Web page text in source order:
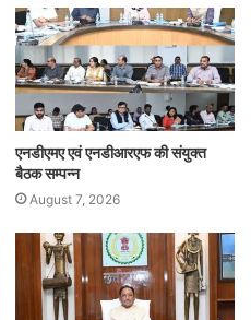
एनडीएमए एवं एनडीआरएफ की संयुक्त
बैठक सम्पन्न
August 7, 2026